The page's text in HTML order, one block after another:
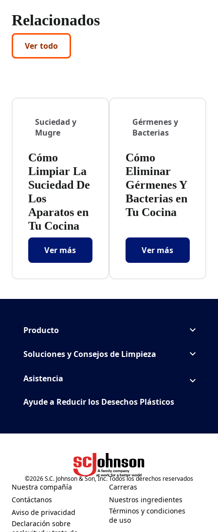
Relacionados
Ver todo
Suciedad y
Mugre
Cómo
Limpiar La
Suciedad De
Los
Aparatos en
Tu Cocina
Cómo Limpiar La Suciedad De Los
Ver más
Gérmenes y
Bacterias
Cómo
Eliminar
Gérmenes Y
Bacterias en
Tu Cocina
Cómo Eliminar
Ver más
Producto
Soluciones y Consejos de Limpieza
Asistencia
Ayude a Reducir los Desechos Plásticos
(Opens in a new tab)
©2026S.C. Johnson & Son, Inc. Todos los derechos reservados
Nuestra compañía
(Opens in a new tab)
Contáctanos
(Opens in a new tab)
Aviso de privacidad
(Opens in a new tab)
Declaración sobre
Carreras
(Opens in a new tab)
Nuestros ingredientes
(Opens in a new tab)
Términos y condiciones
de uso
(Opens in a new tab)